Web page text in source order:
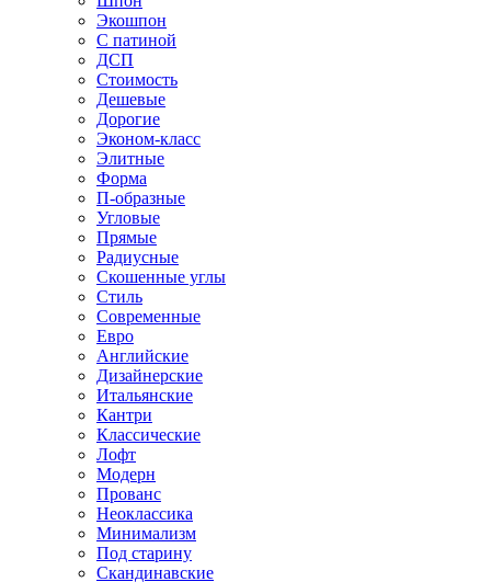
Экошпон
С патиной
ДСП
Стоимость
Дешевые
Дорогие
Эконом-класс
Элитные
Форма
П-образные
Угловые
Прямые
Радиусные
Скошенные углы
Стиль
Современные
Евро
Английские
Дизайнерские
Итальянские
Кантри
Классические
Лофт
Модерн
Прованс
Неоклассика
Минимализм
Под старину
Скандинавские